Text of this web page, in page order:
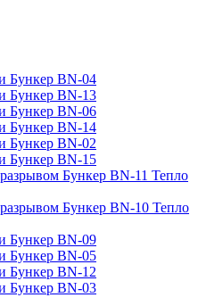
Бункер BN-04
Бункер BN-13
Бункер BN-06
Бункер BN-14
Бункер BN-02
Бункер BN-15
Бункер BN-11 Тепло
Бункер BN-10 Тепло
Бункер BN-09
Бункер BN-05
Бункер BN-12
Бункер BN-03